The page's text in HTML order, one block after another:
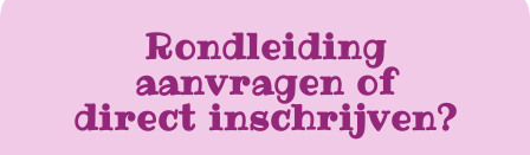
Rondleiding
aanvragen of
direct inschrijven?